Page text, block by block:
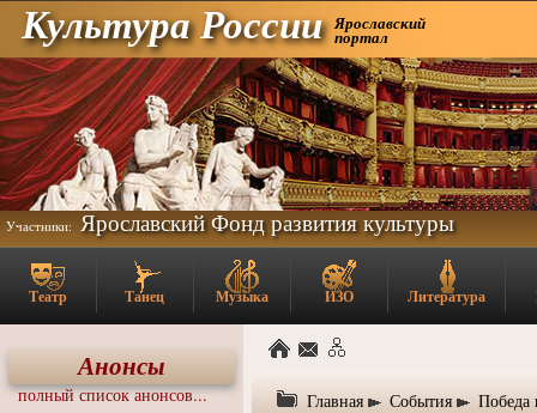
Культура России Ярославский
портал
Участники: Ярославский Фонд развития культуры
Театр Танец Музыка ИЗО Литература
Анонсы
полный список анонсов... Главная События Победа